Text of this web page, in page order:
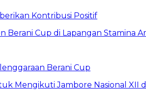
Kontribusi Positif
Berani Cup